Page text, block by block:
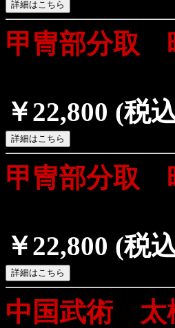
甲冑部分取
￥22,800 (税
甲冑部分取
￥22,800 (税
中国武術